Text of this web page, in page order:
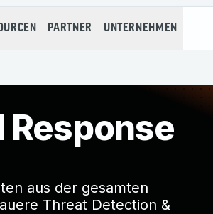
PARTNER UNTERNEHMEN
aus der gesamten
Threat Detection &